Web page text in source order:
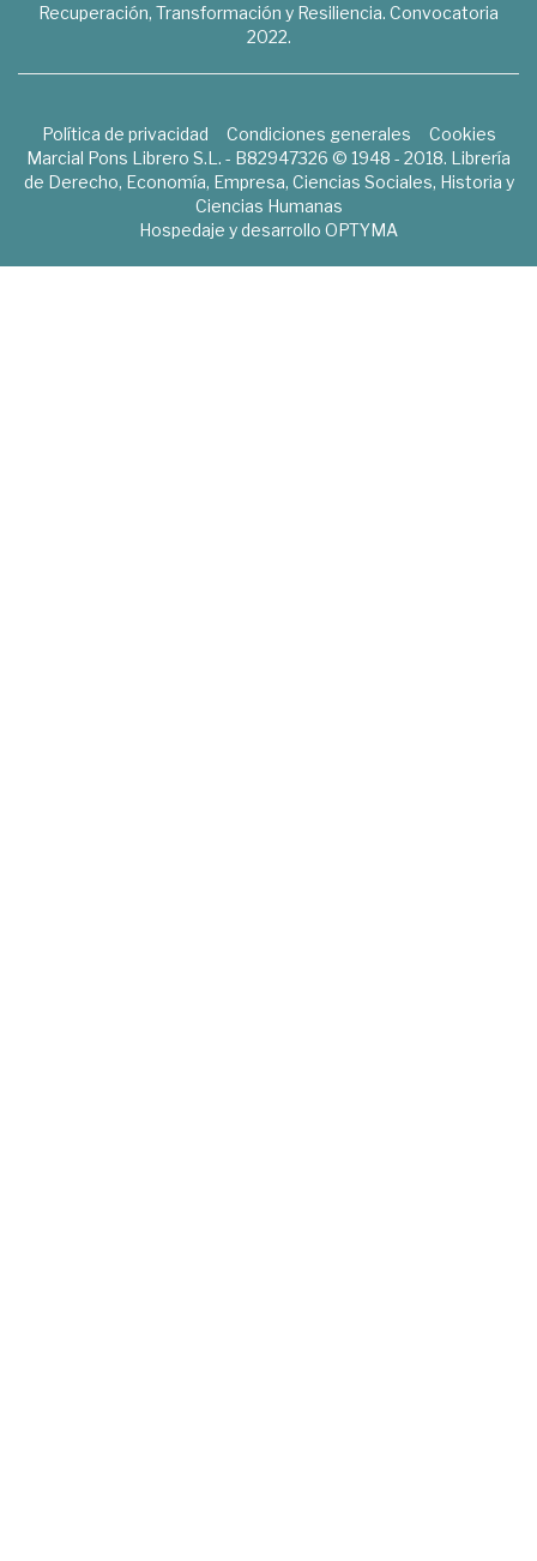
Recuperación, Transformación y Resiliencia. Convocatoria
2022.
Política de privacidad Condiciones generales
Cookies
Marcial Pons Librero S.L. - B82947326 © 1948 - 2018. Librería
de Derecho, Economía, Empresa, Ciencias Sociales, Historia y
Ciencias Humanas
Hospedaje y desarrollo OPTYMA